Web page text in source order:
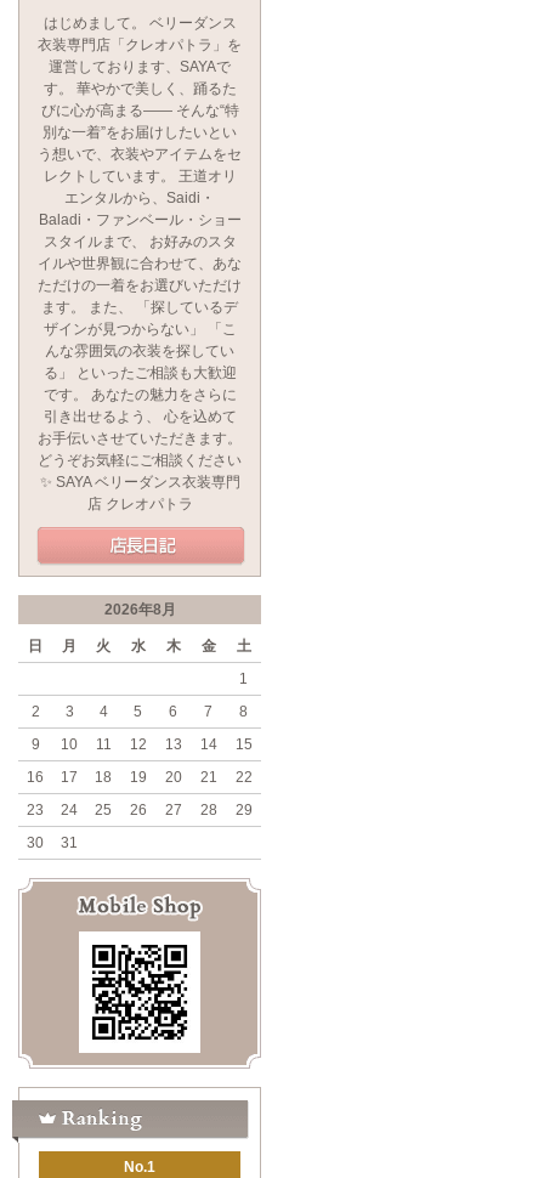
はじめまして。 ベリーダンス
衣装専門店「クレオパトラ」を
運営しております、SAYAで
す。 華やかで美しく、踊るた
びに心が高まる―― そんな“特
別な一着”をお届けしたいとい
う想いで、衣装やアイテムをセ
レクトしています。 王道オリ
エンタルから、Saidi・
Baladi・ファンベール・ショー
スタイルまで、 お好みのスタ
イルや世界観に合わせて、あな
ただけの一着をお選びいただけ
ます。 また、 「探しているデ
ザインが見つからない」 「こ
んな雰囲気の衣装を探してい
る」 といったご相談も大歓迎
です。 あなたの魅力をさらに
引き出せるよう、 心を込めて
お手伝いさせていただきます。
どうぞお気軽にご相談ください
✨ SAYA ベリーダンス衣装専門
店 クレオパトラ
2026年8月
日 月 火 水 木 金
土
1
2
3 4 5 6 7
8
9
10 11 12 13 14
15
16
17 18 19 20 21
22
23
24 25 26 27 28
29
30
31
No.1